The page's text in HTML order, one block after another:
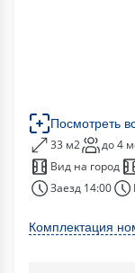
Посмотреть
33 м2 до 4
Вид на город
Заезд 14:00
Комплектация